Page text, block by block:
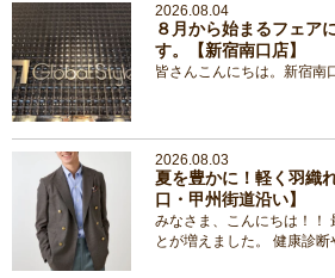
2026.08.04
８月から始まるフェア
す。【新宿南口店】
皆さんこんにちは。新宿南
2026.08.03
夏を豊かに！軽く羽織
口・甲州街道沿い】
みなさま、こんにちは！！
とが増えました。 健康診断